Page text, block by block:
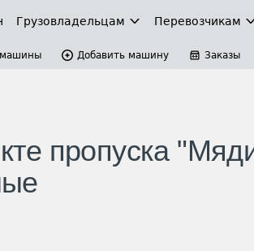
Грузовладельцам Перевозчикам
Добавить машину Заказы
пропуска